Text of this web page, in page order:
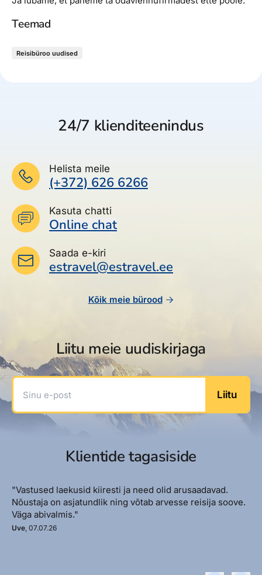
Teemad
Reisibüroo uudised
24/7 klienditeenindus
Helista meile
(+372) 626 6266
Kasuta chatti
Online chat
Saada e-kiri
estravel@estravel.ee
Kõik meie bürood
Liitu meie uudiskirjaga
Sinu e-post
Liitu
Klientide tagasiside
"Vastused laekusid kiiresti ja need olid arusaadavad.
Nõustaja on asjatundlik ning võtab arvesse reisija soove.
Väga abivalmis."
Uve, 07.07.26